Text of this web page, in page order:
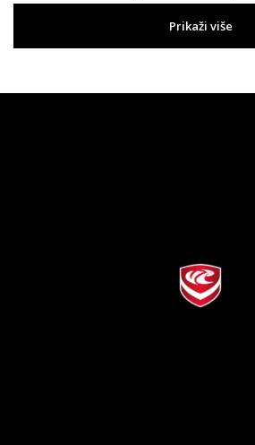
Prikaži više